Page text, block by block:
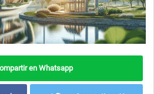
en Whatsapp